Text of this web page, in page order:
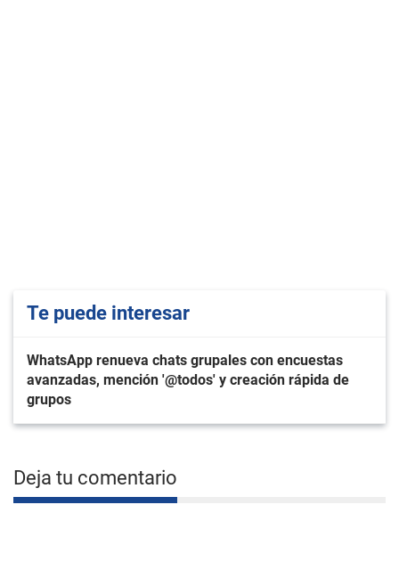
Te puede interesar
WhatsApp renueva chats grupales con encuestas
avanzadas, mención '@todos' y creación rápida de
grupos
Deja tu comentario